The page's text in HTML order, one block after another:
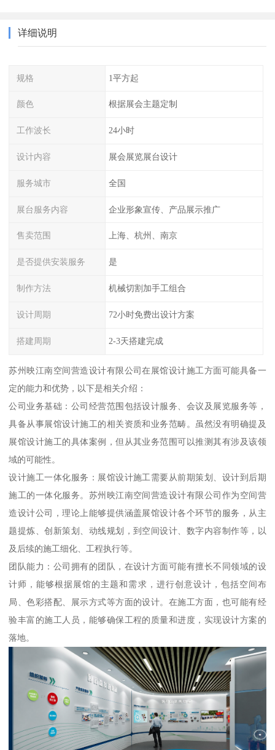
详细说明
规格 1平方起
颜色 根据展会主题定制
工作波长 24小时
设计内容 展会展览展台设计
服务城市 全国
展台服务内容 企业形象宣传、产品展示推广
售卖范围 上海、杭州、南京
是否提供安装服务 是
制作方法 机械切割加手工组合
设计周期 72小时免费出设计方案
搭建周期 2-3天搭建完成
苏州映江南空间营造设计有限公司在展馆设计施工方面可能具备一
定的能力和优势，以下是相关介绍：
公司业务基础：公司经营范围包括设计服务、会议及展览服务等，
具备从事展馆设计施工的相关资质和业务范畴。虽然没有明确提及
展馆设计施工的具体案例，但从其业务范围可以推测其有涉及该领
域的可能性。
设计施工一体化服务：展馆设计施工需要从前期策划、设计到后期
施工的一体化服务。苏州映江南空间营造设计有限公司作为空间营
造设计公司，理论上能够提供涵盖展馆设计各个环节的服务，从主
题提炼、创新策划、动线规划，到空间设计、数字内容制作等，以
及后续的施工细化、工程执行等。
团队能力：公司拥有的团队，在设计方面可能有擅长不同领域的设
计师，能够根据展馆的主题和需求，进行创意设计，包括空间布
局、色彩搭配、展示方式等方面的设计。在施工方面，也可能有经
验丰富的施工人员，能够确保工程的质量和进度，实现设计方案的
落地。